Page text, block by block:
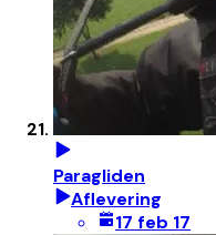
Paragliden
Aflevering
17 feb 17